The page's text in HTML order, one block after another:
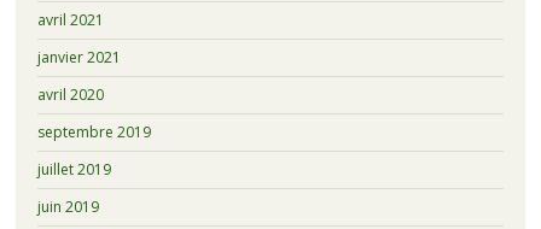
avril 2021
janvier 2021
avril 2020
septembre 2019
juillet 2019
juin 2019